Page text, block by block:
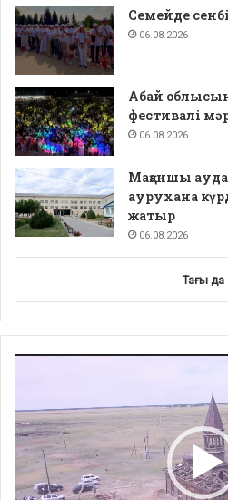
Семейде
06.08.2026
Абай
фестивалі
06.08.2026
Мақаншы
аурухана
жатыр
06.08.2026
Тағы да